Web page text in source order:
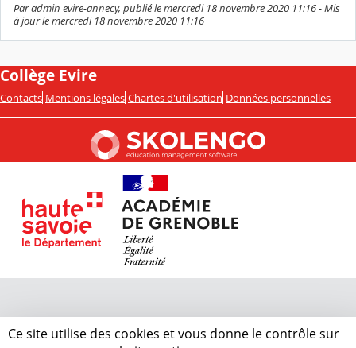
Par admin evire-annecy, publié le mercredi 18 novembre 2020 11:16 - Mis
à jour le mercredi 18 novembre 2020 11:16
Collège Evire
Contacts Mentions légales Chartes d'utilisation Données personnelles
Ce site utilise des cookies et vous donne le contrôle sur